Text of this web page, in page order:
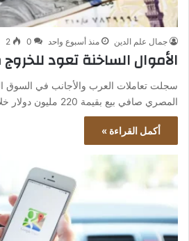
جمال علم الدين منذ أسبوع واحد 0
2
الأموال الساخنة تعود
سجلت تعاملات العرب والأجانب في السوق
المصري صافي بيع بقيمة 220 مليون دولار خلال تعاملات ، بحسب…
أكمل القراءة »